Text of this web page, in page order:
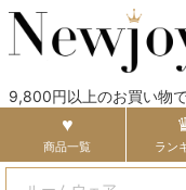
9,800円以上のお買い物
商品一覧 ラン